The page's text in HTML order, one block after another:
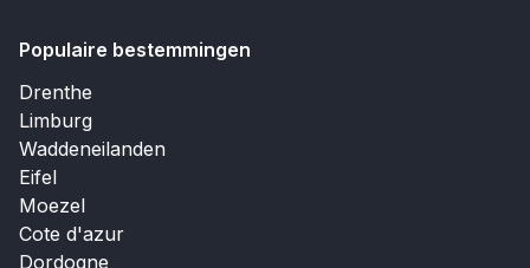
Populaire bestemmingen
Drenthe
Limburg
Waddeneilanden
Eifel
Moezel
Cote d'azur
Dordogne